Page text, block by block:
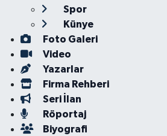
Spor
Künye
Foto Galeri
Video
Yazarlar
Firma Rehberi
Seri İlan
Röportaj
Biyografi